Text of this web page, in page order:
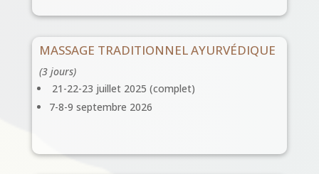
MASSAGE TRADITIONNEL AYURVÉDIQUE
(3 jours)
21-22-23 juillet 2025 (complet)
7-8-9 septembre 2026